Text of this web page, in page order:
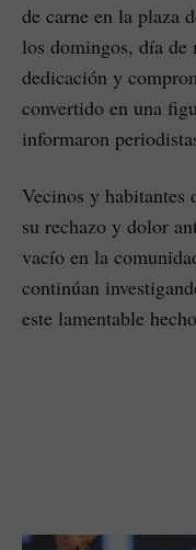
de carne en la plaza
los domingos, día de
dedicación y
convertido en una
informaron
Vecinos y habitantes
su rechazo y dolor
vacío en la
continúan
este lamentable